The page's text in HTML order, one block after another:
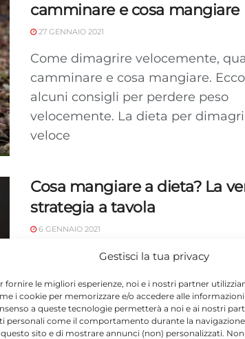
Gestisci la tua privacy
fornire le migliori esperienze, noi e i nostri partner
i cookie per memorizzare e/o accedere alle
a queste tecnologie permetterà a noi e ai nostri
personali come il comportamento durante la
sito e di mostrare annunci (non) personalizzati.
camminare e cosa mangiare
27 GENNAIO 2021
Come dimagrire velocemente,
camminare e cosa mangiare. Ecco
alcuni consigli per perdere peso
velocemente. La dieta per
veloce
Cosa mangiare a dieta? La
strategia a tavola
6 GENNAIO 2021
Cosa mangiare a dieta? La
per perdere peso velocemente